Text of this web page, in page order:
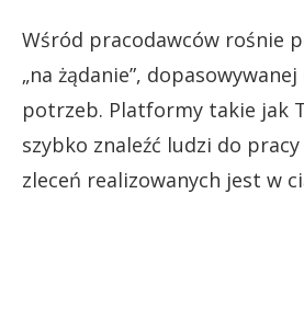
Wśród pracodawców rośnie
„na żądanie”,
potrzeb. Platformy takie jak
szybko znaleźć ludzi do
zleceń realizowanych jest w